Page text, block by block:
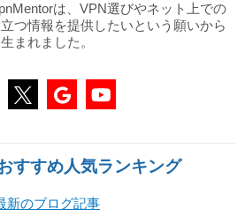
は、VPN選びやネット上での
つ情報を提供したいという願いから
生まれました。
すすめ人気ランキング
新のブログ記事